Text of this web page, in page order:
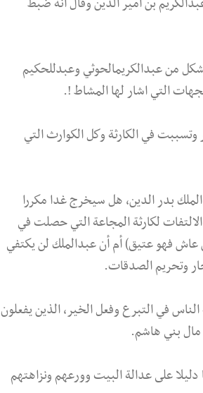
من عبدالكريمالحوثي وعبدللحكيم
التي اشار لها المشاط !.
وتسببت في الكارثة وكل الكوارث التي
بدر الدين، هل سيخرج غدا مكررا
لكارثة المجاعة التي حصلت في
فهو عتيق) أم أن عبدالملك لن يكتفي
وتحريم الصدقات.
في التبرع وفعل الخير، الذين يفعلون
مال بني هاشم.
دليلا على عدالة البيت وورعهم ونزاهتهم